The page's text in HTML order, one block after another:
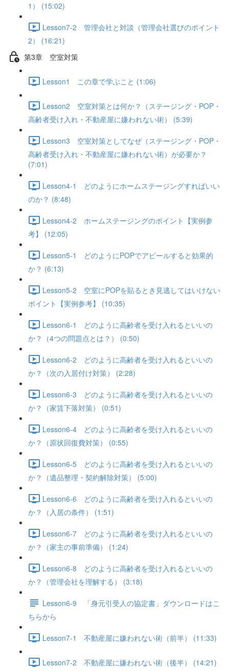
1） (15:02)
Lesson7-2 管理会社と対談（管理会社選びのポイント
2） (16:21)
第3章 空室対策
Lesson1 この章で学ぶこと (1:06)
Lesson2 空室対策とは何か？（ステージング・POP・
高齢者受け入れ・不動産屋に嫌われない術） (5:39)
Lesson3 空室対策としてなぜ（ステージング・POP・
高齢者受け入れ・不動産屋に嫌われない術）が必要か？
(7:01)
Lesson4-1 どのようにホームステージングすればいい
のか？ (8:48)
Lesson4-2 ホームステージングのポイント【実例参
考】 (12:05)
Lesson5-1 どのようにPOPでアピールすると効果的
か？ (6:13)
Lesson5-2 空室にPOPを貼るとき見逃してはいけない
ポイント【実例参考】 (10:35)
Lesson6-1 どのように高齢者を受け入れるといいの
か？（4つの問題点とは？） (0:50)
Lesson6-2 どのように高齢者を受け入れるといいの
か？（次の入居付け対策） (2:28)
Lesson6-3 どのように高齢者を受け入れるといいの
か？（家賃下落対策） (0:51)
Lesson6-4 どのように高齢者を受け入れるといいの
か？（原状回復費対策） (0:55)
Lesson6-5 どのように高齢者を受け入れるといいの
か？（遺品整理・契約解除対策） (5:00)
Lesson6-6 どのように高齢者を受け入れるといいの
か？（入居の条件） (1:51)
Lesson6-7 どのように高齢者を受け入れるといいの
か？（家主の事前準備） (1:24)
Lesson6-8 どのように高齢者を受け入れるといいの
か？（管理会社を理解する） (3:18)
Lesson6-9 「身元引受人の協定書」ダウンロードはこ
ちらから
Lesson7-1 不動産屋に嫌われない術（前半） (11:33)
Lesson7-2 不動産屋に嫌われない術（後半） (14:21)